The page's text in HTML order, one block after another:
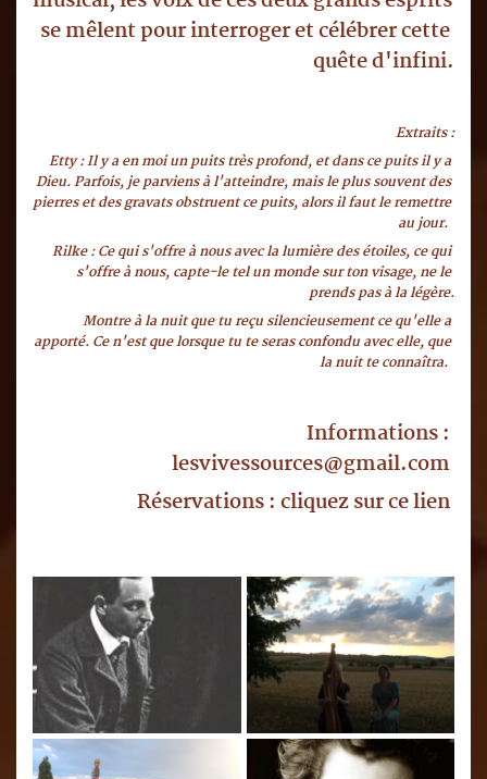
se mêlent pour interroger et célébrer cette
quête d'infini.
Extraits :
Etty : Il y a en moi un puits très profond, et dans ce puits il y a
Dieu. Parfois, je parviens à l'atteindre, mais le plus souvent des
pierres et des gravats obstruent ce puits, alors il faut le remettre
au jour.
Rilke : Ce qui s'offre à nous avec la lumière des étoiles, ce qui
s'offre à nous, capte-le tel un monde sur ton visage, ne le
prends pas à la légère.
apporté. Ce n'est que lorsque tu te seras confondu avec elle, que
la nuit te connaîtra.
Informations :
lesvivessources@gmail.com
Réservations : cliquez sur ce lien